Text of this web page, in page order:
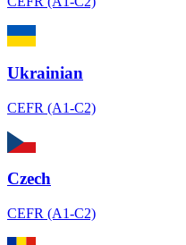
Ukrainian
CEFR (A1-C2)
Czech
CEFR (A1-C2)